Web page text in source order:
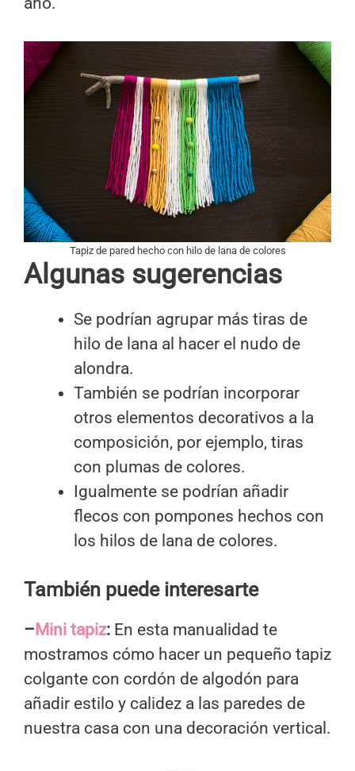
Tapiz de pared hecho con hilo de lana de colores
Algunas sugerencias
Se podrían agrupar más tiras de
hilo de lana al hacer el nudo de
alondra.
También se podrían incorporar
otros elementos decorativos a la
composición, por ejemplo, tiras
con plumas de colores.
Igualmente se podrían añadir
flecos con pompones hechos con
los hilos de lana de colores.
También puede interesarte
– Mini tapiz: En esta manualidad te
mostramos cómo hacer un pequeño tapiz
colgante con cordón de algodón para
añadir estilo y calidez a las paredes de
nuestra casa con una decoración vertical.